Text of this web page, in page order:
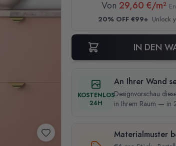
Von 29,60 €/m²
20% OFF €99+ Unlock
IN DEN
KOSTENLOS
24H
An Ihrer Wand
Designvorschau
in Ihrem Raum — in
Materialmuster